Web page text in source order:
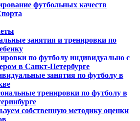
футбольных качеств
занятия и тренировки по
по футболу индивидуально с
в Санкт-Петербурге
занятия по футболу в
тренировки по футболу в
собственную методику оценки